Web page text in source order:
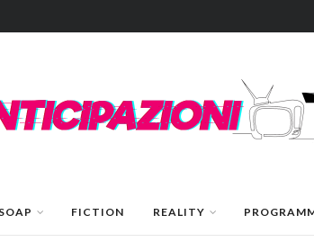
SOAP FICTION REALITY